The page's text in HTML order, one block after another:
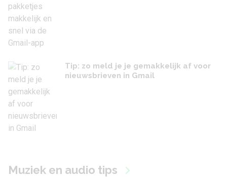
Tip: zo meld je je gemakkelijk af voor
nieuwsbrieven in Gmail
Muziek en audio tips